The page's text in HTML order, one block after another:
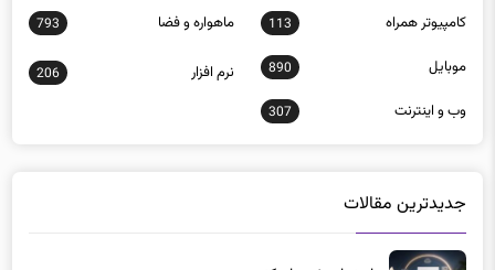
شبكه و امنيت 12 فناوری 10901
كامپيوتر همراه 113
793
موبايل 890
جدیدترین مقالات